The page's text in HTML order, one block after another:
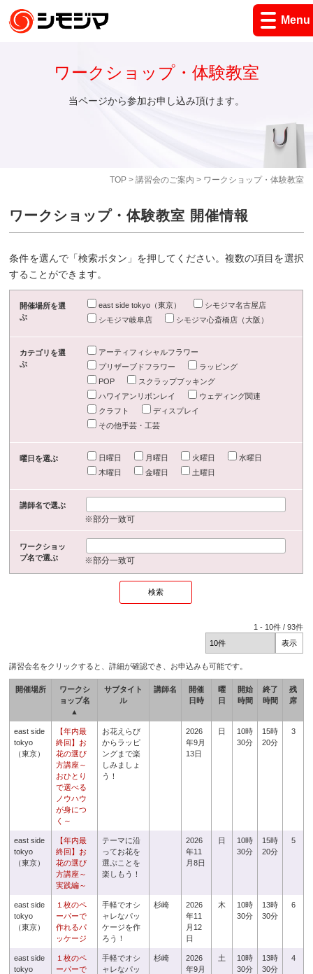
Menu
TOP> 講習会のご案内 > ワークショップ・体験教室
ワークショップ・体験教室
当ページから参加お申し込み頂けます。
ワークショップ・体験教室 開催情報
条件を選んで「検索ボタン」を押してください。複数の項目を選択
することができます。
開催場所を選
ぶ
east side tokyo（東京）
シモジマ名古屋店
シモジマ岐阜店
シモジマ心斎橋店（大阪）
カテゴリを選
ぶ
アーティフィシャルフラワー
プリザーブドフラワー
ラッピング
POP
スクラップブッキング
ハワイアンリボンレイ
ウェディング関連
クラフト
ディスプレイ
その他手芸・工芸
曜日を選ぶ 日曜日 月曜日 火曜日
水曜日
木曜日
金曜日 土曜日
講師名で選ぶ
※部分一致可
ワークショッ
プ名で選ぶ
※部分一致可
1 - 10件 /93件
講習会名をクリックすると、詳細が確認でき、お申込みも可能です。
開催場所
ワークシ
ョップ名
▲
サブタイト
ル
講師名
開催
日時
曜
日
開始
時間
終了
時間
残
席
east side
tokyo
（東京）
【年内最
終回】お
花の選び
方講座～
おひとり
で選べる
ノウハウ
が身につ
く～
お花えらび
からラッピ
ングまで楽
しみましょ
う！
2026
年9月
13日
日
10時
30分
15時
20分
3
east side
tokyo
（東京）
【年内最
終回】お
花の選び
方講座～
実践編～
テーマに沿
ってお花を
選ぶことを
楽しもう！
2026
年11
月8日
日
10時
30分
15時
20分
5
east side
tokyo
（東京）
１枚のペ
ーパーで
作れるパ
ッケージ
手軽でオシ
ャレなパッ
ケージを作
ろう！
杉崎
2026
年11
月12
日
木
10時
30分
13時
30分
6
east side
tokyo
１枚のペ
ーパーで
手軽でオシ
ャレなパッ
杉崎
2026
年9月
土
10時
30分
13時
30分
4